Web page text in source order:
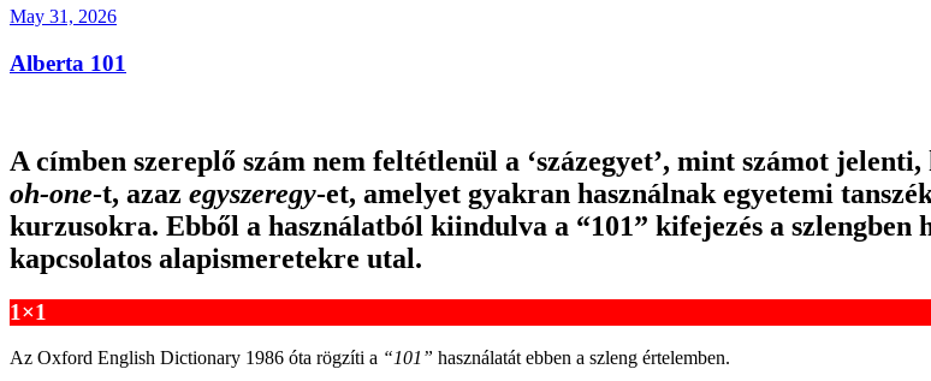
Posted
May 31, 2026
Alberta 101
A címben szereplő szám nem feltétlenül a ‘százegyet’, mint számot
oh-one-t, azaz egyszeregy-et, amelyet gyakran használnak egyetemi
kurzusokra. Ebből a használatból kiindulva a “101” kifejezés a szlengben
kapcsolatos alapismeretekre utal.
1×1
Az Oxford English Dictionary 1986 óta rögzíti a “101” használatát ebben a szleng értelemben.